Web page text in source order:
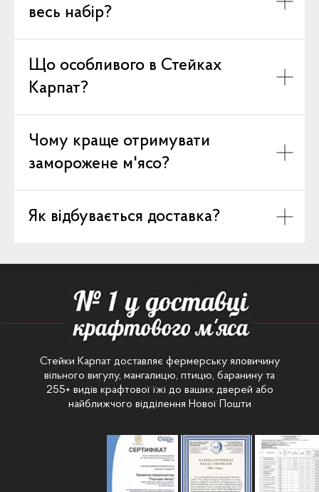
весь набір?
Що особливого в Стейках
Карпат?
Чому краще отримувати
заморожене м'ясо?
Як відбувається доставка?
Стейки Карпат доставляє фермерську яловичину
вільного вигулу, мангалицю, птицю, баранину та
255+ видів крафтової їжі до ваших дверей або
найближчого відділення Нової Пошти